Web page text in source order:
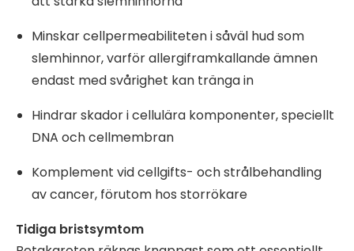
Minskar cellpermeabiliteten i såväl hud som
slemhinnor, varför allergiframkallande ämnen
endast med svårighet kan tränga in
Hindrar skador i cellulära komponenter, speciellt
DNA och cellmembran
Komplement vid cellgifts- och strålbehandling
av cancer, förutom hos storrökare
Tidiga bristsymtom